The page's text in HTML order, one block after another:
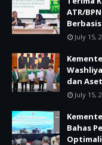
ATR/
July 15,
dan
July 15,
Bahas